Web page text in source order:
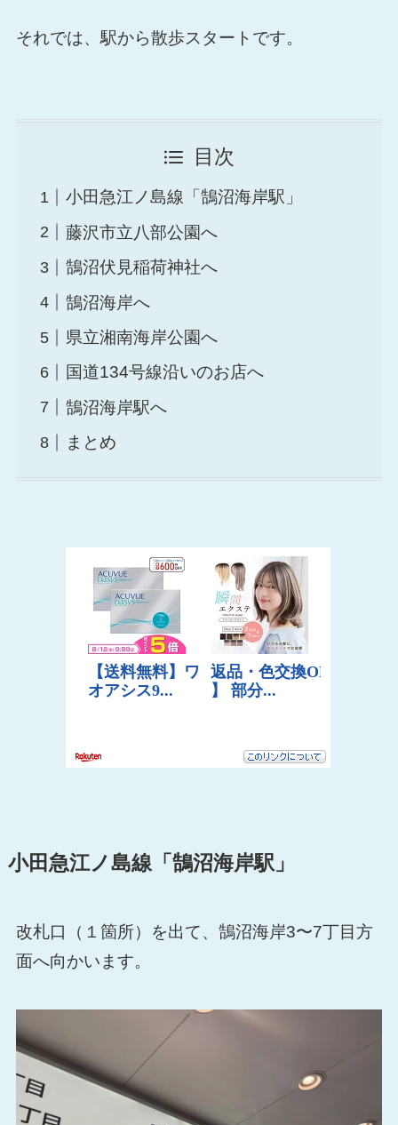
それでは、駅から散歩スタートです。
目次
小田急江ノ島線「鵠沼海岸駅」
藤沢市立八部公園へ
鵠沼伏見稲荷神社へ
鵠沼海岸へ
県立湘南海岸公園へ
国道134号線沿いのお店へ
鵠沼海岸駅へ
まとめ
小田急江ノ島線「鵠沼海岸駅」
改札口（１箇所）を出て、鵠沼海岸3〜7丁目方
面へ向かいます。